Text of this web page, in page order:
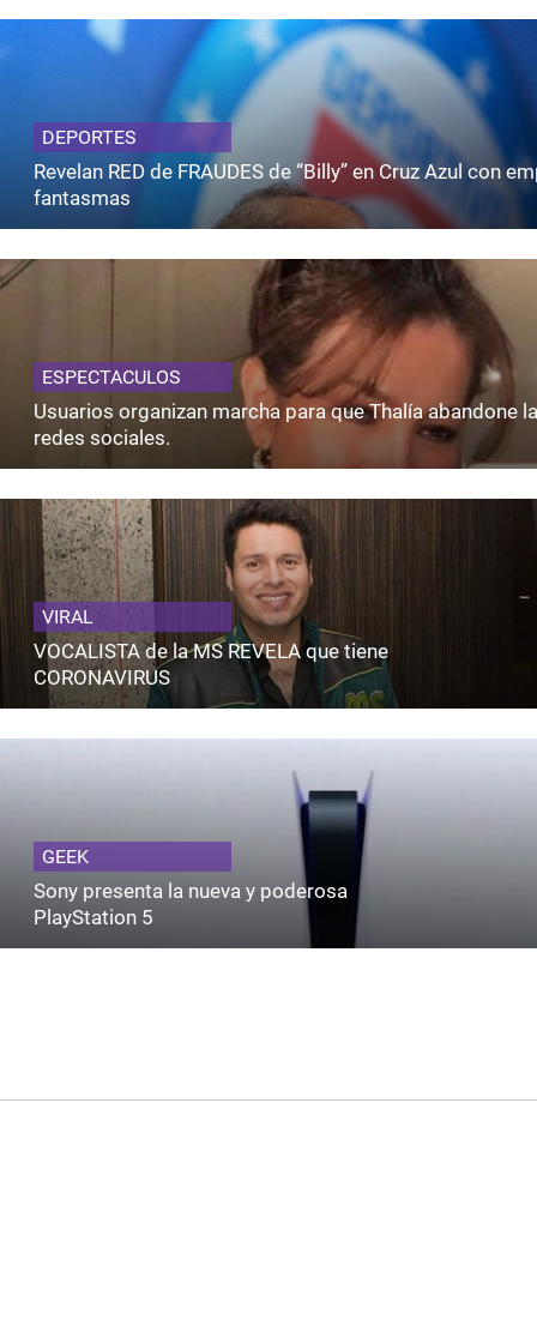
DEPORTES
Revelan RED de FRAUDES de “Billy” en Cruz Azul con
fantasmas
ESPECTACULOS
Usuarios organizan marcha para que Thalía abandone
redes sociales.
VIRAL
VOCALISTA de la MS REVELA que tiene
CORONAVIRUS
GEEK
Sony presenta la nueva y poderosa
PlayStation 5